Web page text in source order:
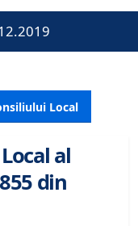
Local
al
din